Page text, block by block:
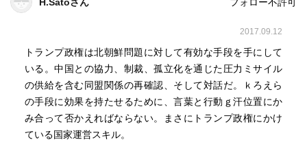
現に海外では、大量のサポートスタッフを配置し、教師を
「勉強を教えること」に専念させようとする動きがあるら
しい。
日本も早くこれに追随すべきだ。
どうしたって教職は欠かすことのできない重要な職業なの
だから、やる気の搾取ではなく、もっと万全の体制を敷く
べきである。
2017.09.12
トランプ政権は北朝鮮問題に対して有効な手段を手にして
いる。中国との協力、制裁、孤立化を通じた圧力ミサイル
の供給を含む同盟関係の再確認、そして対話だ。ｋろえら
の手段に効果を持たせるために、言葉と行動ｇ汗位置にか
み合って否かえればならない。まさにトランプ政権にかけ
ている国家運営スキル。